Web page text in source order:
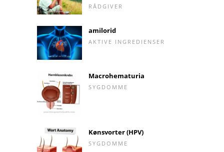
RÅDGIVER
amilorid
AKTIVE INGREDIENSER
Macrohematuria
SYGDOMME
Kønsvorter (HPV)
SYGDOMME